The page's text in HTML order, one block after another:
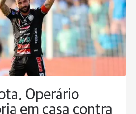
Operário
em casa contra